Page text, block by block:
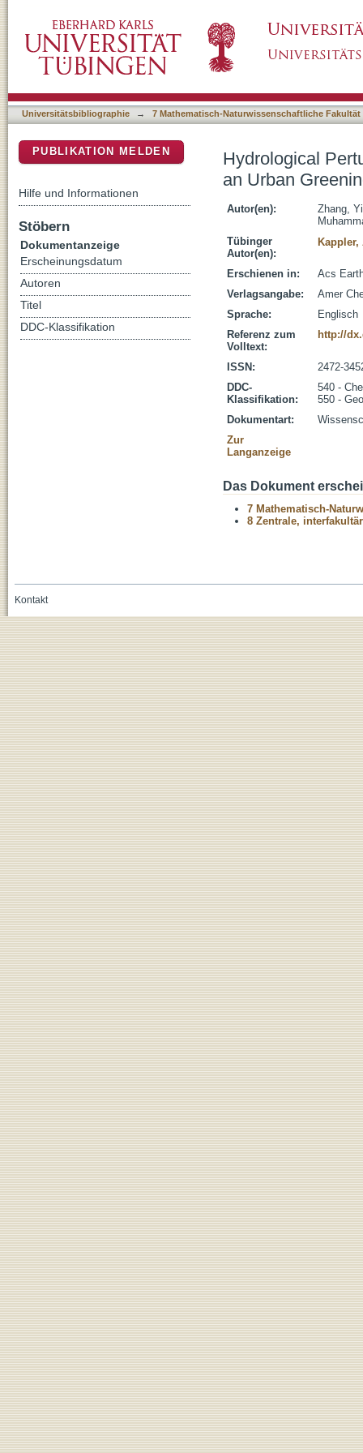
Universitätsbibliographie → 7 Mathematisch-Naturwissenschaftliche Fakultät
Hydrological
an Urban
Autor(en):
Zhang,
Tübinger
Autor(en):
Kappler,
Erschienen in:
Acs
Verlagsangabe:
Amer
Sprache:
Englisch
Referenz zum
Volltext:
http://
ISSN:
2472-
DDC-
Klassifikation:
540 -
550 -
Dokumentart:
Zur
Langanzeige
Das Dokument
7 Mathematisch-
8 Zentrale,
PUBLIKATION MELDEN
Hilfe und Informationen
Stöbern
Dokumentanzeige
Erscheinungsdatum
Autoren
Titel
DDC-Klassifikation
Kontakt